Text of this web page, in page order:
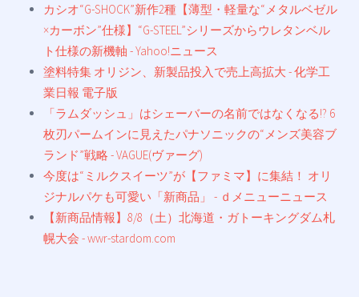
カシオ“G-SHOCK”新作2種【薄型・軽量な“メタルベゼル
×カーボン”仕様】“G-STEEL”シリーズからウレタンベル
ト仕様の新機軸 - Yahoo!ニュース
塗料特集 オリジン、新製品投入で売上高拡大 - 化学工
業日報 電子版
「ラムダッシュ」はシェーバーの名前ではなくなる!? 6
枚刃パームインに見えたパナソニックの“メンズ美容ブ
ランド”戦略 - VAGUE(ヴァーグ)
今度は“ミルクスイーツ”が【ファミマ】に集結！ オリ
ジナルパケも可愛い「新商品」 - ｄメニューニュース
【新商品情報】8/8（土）北海道・ガトーキングダム札
幌大会 - wwr-stardom.com